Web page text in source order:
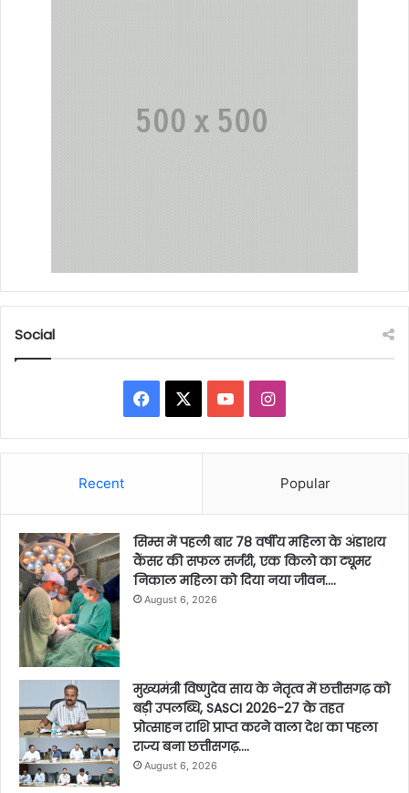
Social
Facebook YouTubeInstagram
Recent Popular
सिम्स में पहली बार 78 वर्षीय महिला के अंडाशय
कैंसर की सफल सर्जरी, एक किलो का ट्यूमर
निकाल महिला को दिया नया जीवन….
August 6, 2026
मुख्यमंत्री विष्णुदेव साय के नेतृत्व में छत्तीसगढ़ को
बड़ी उपलब्धि, SASCI 2026-27 के तहत
प्रोत्साहन राशि प्राप्त करने वाला देश का पहला
राज्य बना छत्तीसगढ़….
August 6, 2026